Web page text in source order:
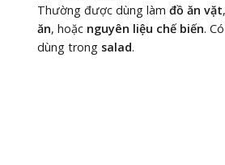
Thường được dùng làmđồ ăn vặt,
ăn, hoặc nguyên liệu chế biến.
dùng trong salad.